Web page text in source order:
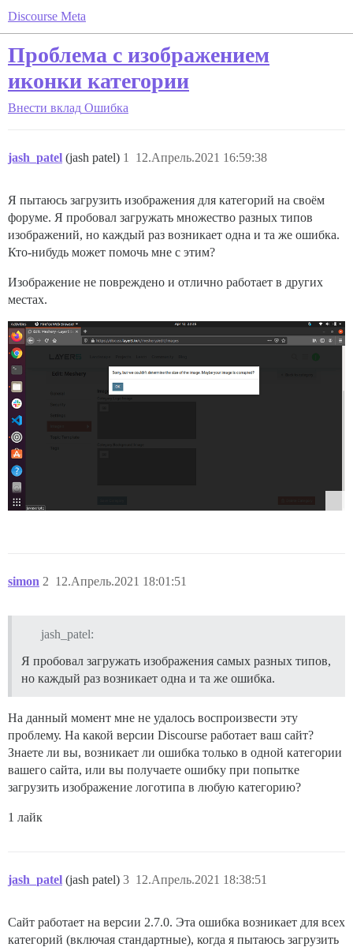
Discourse Meta
Проблема с изображением
иконки категории
Внести вклад Ошибка
jash_patel (jash patel) 12.Апрель.2021 16:59:38
1
Я пытаюсь загрузить изображения для категорий на своём
форуме. Я пробовал загружать множество разных типов
изображений, но каждый раз возникает одна и та же ошибка.
Кто-нибудь может помочь мне с этим?
Изображение не повреждено и отлично работает в других
местах.
simon 12.Апрель.2021 18:01:51
2
jash_patel:
Я пробовал загружать изображения самых разных типов,
но каждый раз возникает одна и та же ошибка.
На данный момент мне не удалось воспроизвести эту
проблему. На какой версии Discourse работает ваш сайт?
Знаете ли вы, возникает ли ошибка только в одной категории
вашего сайта, или вы получаете ошибку при попытке
загрузить изображение логотипа в любую категорию?
1 лайк
jash_patel (jash patel) 12.Апрель.2021 18:38:51
3
Сайт работает на версии 2.7.0. Эта ошибка возникает для всех
категорий (включая стандартные), когда я пытаюсь загрузить